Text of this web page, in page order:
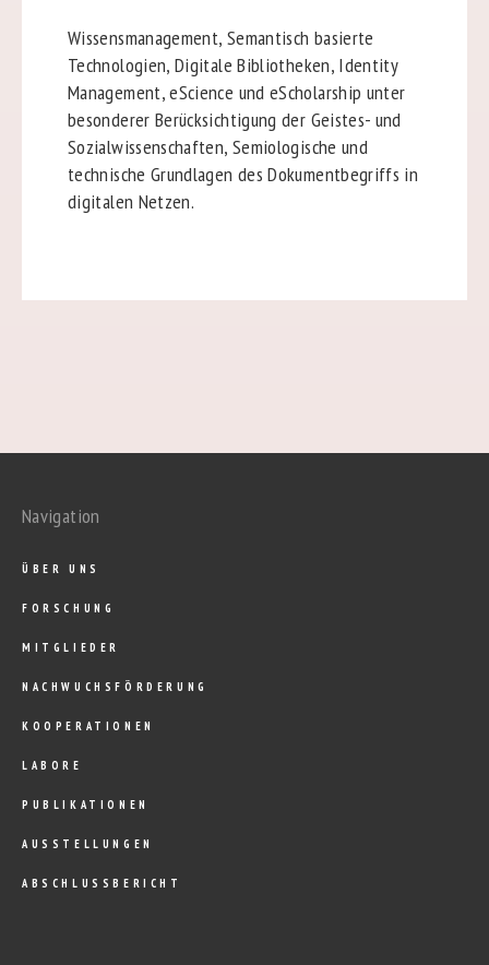
Wissensmanagement, Semantisch basierte
Technologien, Digitale Bibliotheken, Identity
Management, eScience und eScholarship unter
besonderer Berücksichtigung der Geistes- und
Sozialwissenschaften, Semiologische und
technische Grundlagen des Dokumentbegriffs in
digitalen Netzen.
Navigation
ÜBER UNS
FORSCHUNG
MITGLIEDER
NACHWUCHSFÖRDERUNG
KOOPERATIONEN
LABORE
PUBLIKATIONEN
AUSSTELLUNGEN
ABSCHLUSSBERICHT